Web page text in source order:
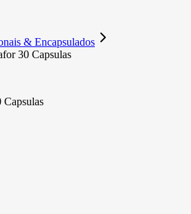
& Encapsulados
30 Capsulas